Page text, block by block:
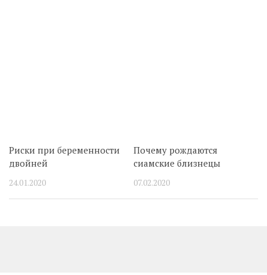
Риски при беременности
двойней
24.01.2020
Почему рождаются
сиамские близнецы
07.02.2020